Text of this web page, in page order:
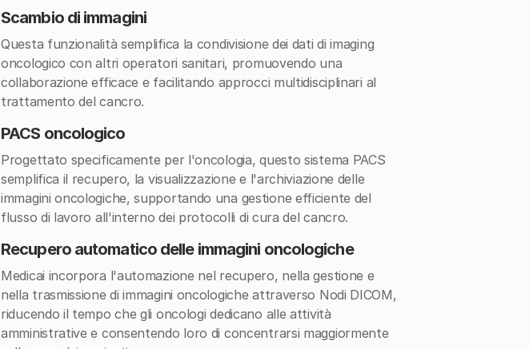
Scambio di immagini
Questa funzionalità semplifica la condivisione dei dati di imaging
oncologico con altri operatori sanitari, promuovendo una
collaborazione efficace e facilitando approcci multidisciplinari al
trattamento del cancro.
PACS oncologico
Progettato specificamente per l'oncologia, questo sistema PACS
semplifica il recupero, la visualizzazione e l'archiviazione delle
immagini oncologiche, supportando una gestione efficiente del
flusso di lavoro all'interno dei protocolli di cura del cancro.
Recupero automatico delle immagini oncologiche
Medicai incorpora l'automazione nel recupero, nella gestione e
nella trasmissione di immagini oncologiche attraverso Nodi DICOM,
riducendo il tempo che gli oncologi dedicano alle attività
amministrative e consentendo loro di concentrarsi maggiormente